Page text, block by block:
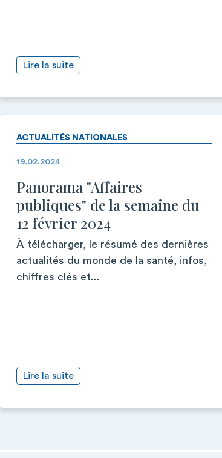
Lire la suite
ACTUALITÉS NATIONALES
19.02.2024
Panorama "Affaires
publiques" de la semaine du
12 février 2024
À télécharger, le résumé des dernières
actualités du monde de la santé, infos,
chiffres clés et...
Lire la suite